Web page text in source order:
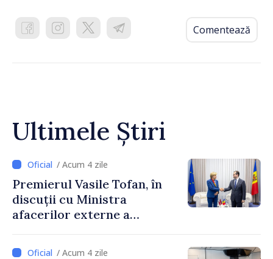
Comentează
Ultimele Știri
/ Acum 4 zile
Premierul Vasile Tofan, în
discuții cu Ministra
afacerilor externe a
/ Acum 4 zile